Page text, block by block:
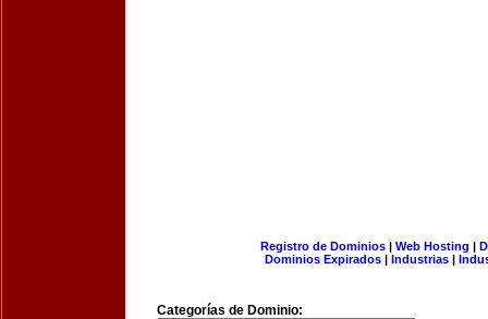
Registro de Dominios| Web Hosting |
Dominios Expirados | Industrias |
Categorías de Dominio: